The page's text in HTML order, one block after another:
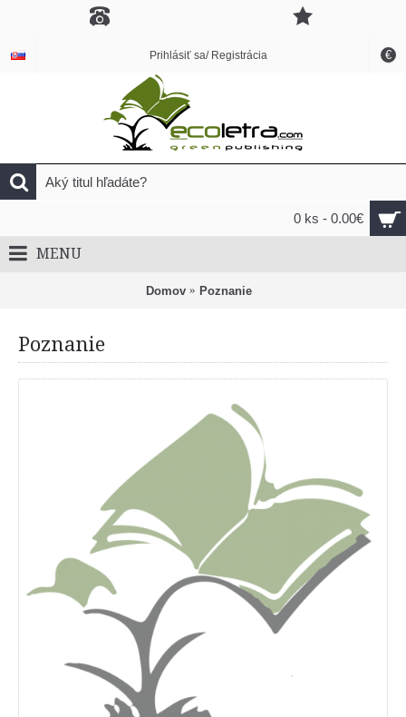
€
Prihlásiť sa/ Registrácia
0 ks - 0.00€
MENU
Domov Poznanie
Poznanie